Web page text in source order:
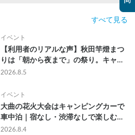
すべて見る
イベント
【利用者のリアルな声】秋田竿燈まつ
りは「朝から夜まで」の祭り。キャン
ピングカーで行った2組の記録
2026.8.5
イベント
大曲の花火大会はキャンピングカーで
車中泊｜宿なし・渋滞なしで楽しむ
2026年完全ガイド
2026.8.4